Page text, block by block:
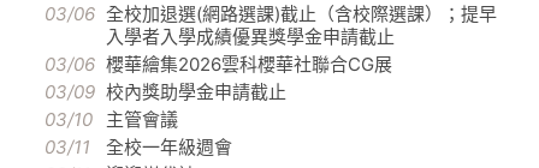
03/06 全校加退選(網路選課)截止（含校際選課）；提早
入學者入學成績優異獎學金申請截止
03/06 櫻華繪集2026雲科櫻華社聯合CG展
03/09 校內獎助學金申請截止
03/10
主管會議
03/11
全校一年級週會